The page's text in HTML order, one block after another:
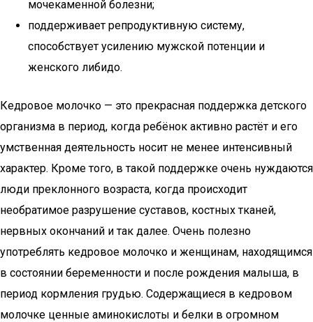
мочекаменной болезни;
поддерживает репродуктивную систему,
способствует усилению мужской потенции и
женского либидо.
Кедровое молочко — это прекрасная поддержка детского
организма в период, когда ребёнок активно растёт и его
умственная деятельность носит не менее интенсивный
характер. Кроме того, в такой поддержке очень нуждаются
люди преклонного возраста, когда происходит
необратимое разрушение суставов, костных тканей,
нервных окончаний и так далее. Очень полезно
употреблять кедровое молочко и женщинам, находящимся
в состоянии беременности и после рождения малыша, в
период кормления грудью. Содержащиеся в кедровом
молочке ценные аминокислоты и белки в огромном